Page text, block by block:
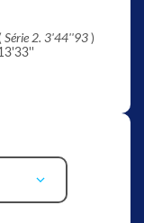
Série 2. 3'44''93)